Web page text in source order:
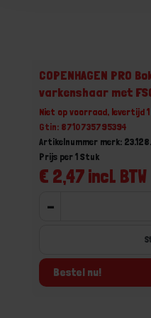
COPENHAGEN PRO
varkenshaar met
Niet op voorraad, levertijd
Gtin: 8710735795394
Artikelnummer merk:
€ 2,47 incl. BTW
Prijs per 1 Stuk
-
Bestel nu!